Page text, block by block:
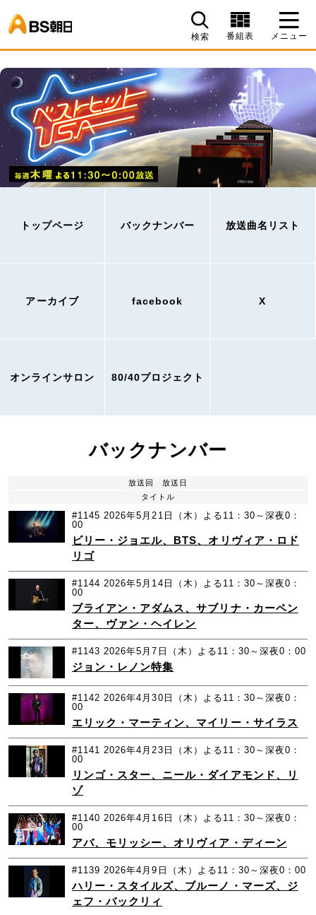
検索 番組表 メニュー
トップページ バックナンバー 放送曲名リスト
アーカイブ facebook X
オンラインサロン 80/40プロジェクト
バックナンバー
放送回
放送日
タイトル
#1145 2026年5月21日（木）よる11：30～深夜0：
00
ビリー・ジョエル、BTS、オリヴィア・ロド
リゴ
#1144 2026年5月14日（木）よる11：30～深夜0：
00
ブライアン・アダムス、サブリナ・カーペン
ター、ヴァン・ヘイレン
#1143 2026年5月7日（木）よる11：30～深夜0：00
ジョン・レノン特集
#1142 2026年4月30日（木）よる11：30～深夜0：
00
エリック・マーティン、マイリー・サイラス
#1141 2026年4月23日（木）よる11：30～深夜0：
00
リンゴ・スター、ニール・ダイアモンド、リ
ゾ
#1140 2026年4月16日（木）よる11：30～深夜0：
00
アバ、モリッシー、オリヴィア・ディーン
#1139 2026年4月9日（木）よる11：30～深夜0：00
ハリー・スタイルズ、ブルーノ・マーズ、ジ
ェフ・バックリィ